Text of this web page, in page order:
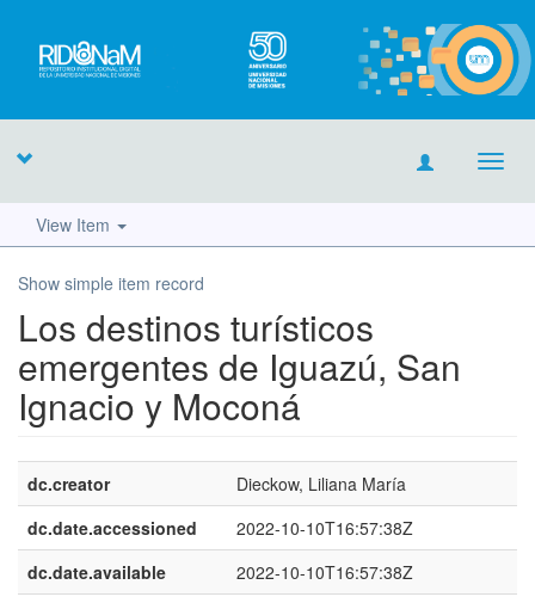
View Item
Show simple item record
Los destinos turísticos
emergentes de Iguazú, San
Ignacio y Moconá
dc.creator
Dieckow, Liliana María
dc.date.accessioned
2022-10-10T16:57:38Z
dc.date.available
2022-10-10T16:57:38Z